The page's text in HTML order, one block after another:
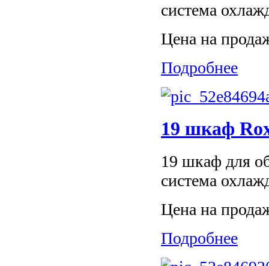
система
Цена на
Подробнее
19 шкаф
19 шкаф для
система
Цена на
Подробнее